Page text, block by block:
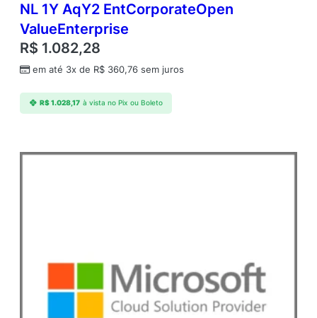
NL 1Y AqY2 EntCorporateOpen
ValueEnterprise
R$ 1.082,28
em até 3x de R$ 360,76 sem juros
R$1.028,17 à vista no Pix ou Boleto